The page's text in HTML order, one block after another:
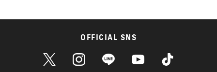
OFFICIAL SNS